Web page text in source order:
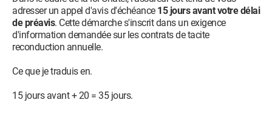
adresser un appel d'avis d'échéance 15 jours avant votre délai
de préavis. Cette démarche s'inscrit dans un exigence
d'information demandée sur les contrats de tacite
reconduction annuelle.
Ce que je traduis en.
15 jours avant + 20 = 35 jours.